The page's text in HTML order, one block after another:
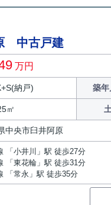
中古戸建
万円
納戸) 築年
㎡
中央市臼井阿原
「小井川」駅 徒歩27分
「東花輪」駅 徒歩31分
「常永」駅 徒歩35分